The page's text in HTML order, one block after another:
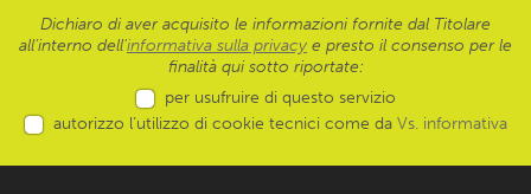
Dichiaro di aver acquisito le informazioni fornite dal Titolare
all’interno dell'informativa sulla privacy e presto il consenso per le
finalità qui sotto riportate:
per usufruire di questo servizio
autorizzo l’utilizzo di cookie tecnici come da Vs. informativa